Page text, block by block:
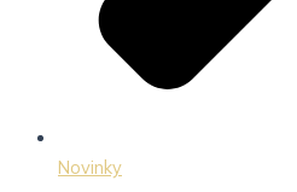
Novinky